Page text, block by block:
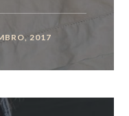
2017